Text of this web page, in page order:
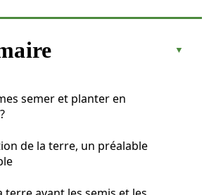
semer et planter en
de la terre, un préalable